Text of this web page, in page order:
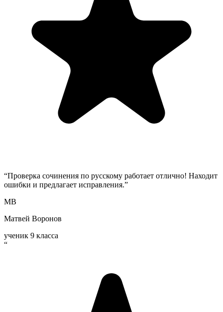
“Проверка сочинения по русскому работает отлично! Находит
ошибки и предлагает исправления.”
МВ
Матвей Воронов
ученик 9 класса
“